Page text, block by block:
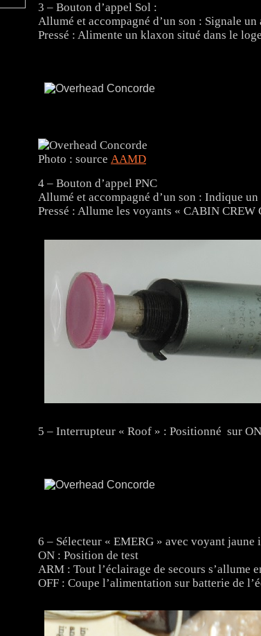
3 – Bouton d’appel Sol :
Allumé et accompagné d’un son : Signale
Pressé : Alimente un klaxon situé dans le
Photo : source AAMD
4 – Bouton d’appel PNC
Allumé et accompagné d’un son : Indique
Pressé : Allume les voyants « CABIN CREW
5 – Interrupteur « Roof » : Positionné sur
6 – Sélecteur « EMERG » avec voyant jaune
ON : Position de test
ARM : Tout l’éclairage de secours s’allume
OFF : Coupe l’alimentation sur batterie de